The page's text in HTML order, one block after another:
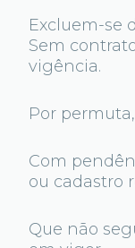
Excluem-se
Sem
vigência.
Por
Com
ou cadastro
Que não